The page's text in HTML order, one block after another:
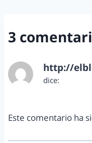
3
http://
dice:
Este comentario ha